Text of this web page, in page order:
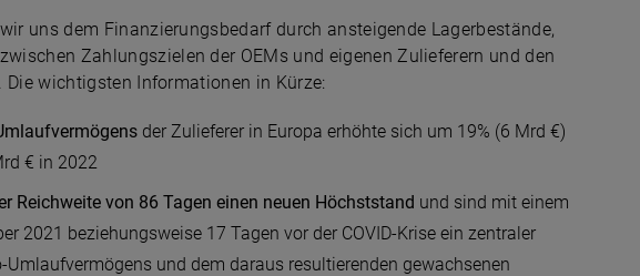
uns dem Finanzierungsbedarf durch ansteigende Lagerbestände,
Zahlungszielen der OEMs und eigenen Zulieferern und den
wichtigsten Informationen in Kürze:
der Zulieferer in Europa erhöhte sich um 19% (6 Mrd €)
€ in 2022
Reichweite von 86 Tagen einen neuen Höchststand und sind mit einem
2021 beziehungsweise 17 Tagen vor der COVID-Krise ein zentraler
Umlaufvermögens und dem daraus resultierenden gewachsenen